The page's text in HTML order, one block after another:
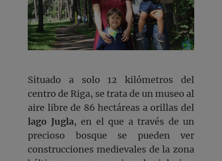
Situado a solo 12 kilómetros del
centro de Riga, se trata de un museo al
aire libre de 86 hectáreas a orillas del
lago Jugla, en el que a través de un
precioso bosque se pueden ver
construcciones medievales de la zona